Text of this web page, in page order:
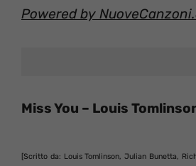
Powered by
Miss You – Louis
[Scritto da: Louis Tomlinson, Julian Bunetta,